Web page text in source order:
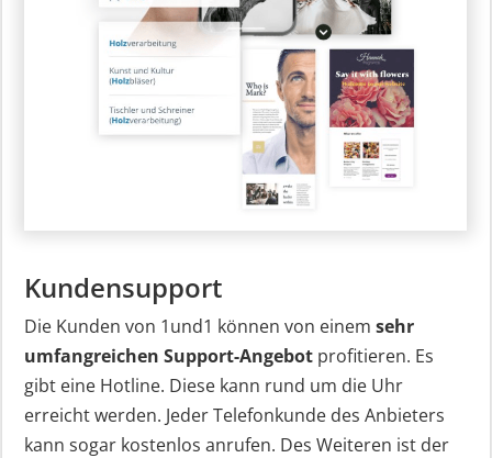
Kundensupport
Die Kunden von 1und1 können von einemsehr
umfangreichen Support-Angebot profitieren. Es
gibt eine Hotline. Diese kann rund um die Uhr
erreicht werden. Jeder Telefonkunde des Anbieters
kann sogar kostenlos anrufen. Des Weiteren ist der